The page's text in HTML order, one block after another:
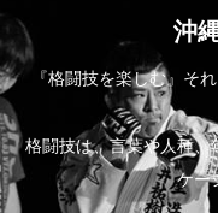
沖
『格闘技を楽しむ』そ
格闘技は、言葉や人種、
ケー